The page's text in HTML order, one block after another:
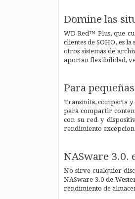
Domine las
WD Red™ Plus, que
clientes de SOHO, es
otros sistemas de
aportan flexibilidad,
Para
Transmita, comparta y
para compartir
con su red y
rendimiento
NASware 3.0.
No sirve cualquier
NASware 3.0 de
rendimiento de